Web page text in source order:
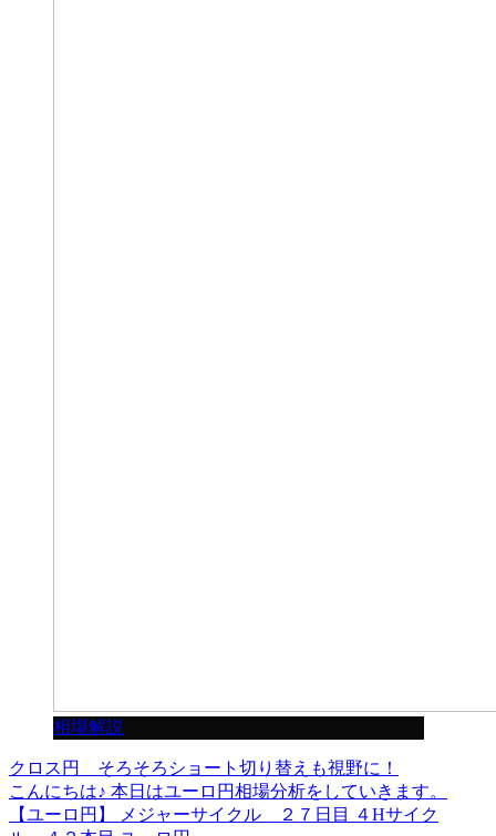
相場解説
クロス円 そろそろショート切り替えも視野に！
こんにちは♪ 本日はユーロ円相場分析をしていきます。
【ユーロ円】 メジャーサイクル ２７日目 ４Hサイク